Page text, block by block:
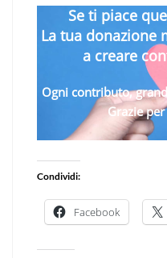
Se ti piace
La tua donazione
a creare
Ogni contributo,
Grazie
Condividi:
Facebook